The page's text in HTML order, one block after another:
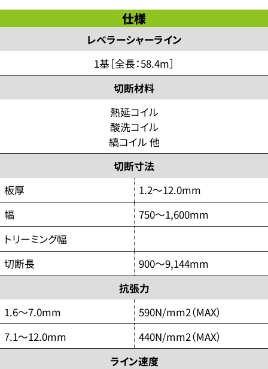
仕様
レベラーシャーライン
1基［全長：58.4m］
切断材料
熱延コイル
酸洗コイル
縞コイル 他
切断寸法
板厚
1.2～12.0mm
幅
750～1,600mm
トリーミング幅
切断長
900～9,144mm
抗張力
1.6～7.0mm
590N/mm2（MAX）
7.1～12.0mm
440N/mm2（MAX）
ライン速度